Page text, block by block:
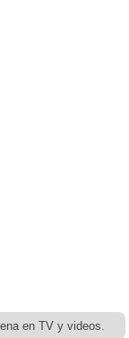
en TV y videos.